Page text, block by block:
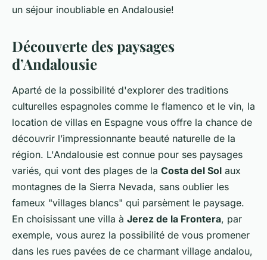
un séjour inoubliable en Andalousie!
Découverte des paysages
d’Andalousie
Aparté de la possibilité d'explorer des traditions
culturelles espagnoles comme le flamenco et le vin, la
location de villas en Espagne vous offre la chance de
découvrir l’impressionnante beauté naturelle de la
région. L'Andalousie est connue pour ses paysages
variés, qui vont des plages de la Costa del Sol aux
montagnes de la Sierra Nevada, sans oublier les
fameux "villages blancs" qui parsèment le paysage.
En choisissant une villa à Jerez de la Frontera, par
exemple, vous aurez la possibilité de vous promener
dans les rues pavées de ce charmant village andalou,